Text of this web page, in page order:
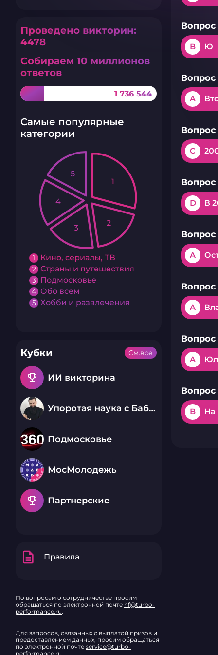
Проведено викторин:
4478
Собираем 10 миллионов
ответов
1 736 544
Самые популярные
категории
1 Кино, сериалы, ТВ
2 Страны и путешествия
3 Подмосковье
4 Обо всем
5 Хобби и развлечения
1
2
3
4
5
Кубки
emoji_events ИИ викторина
Упоротая наука с Бабаем Лютым
Подмосковье
МосМолодежь
emoji_events Партнерские
См.все
description Правила
По вопросам о сотрудничестве просим
обращаться по электронной почте hf@turbo-
performance.ru.
Для запросов, связанных с выплатой призов и
предоставлением данных, просим обращаться
по электронной почте service@turbo-
performance.ru.
Вопрос
B Ю
Вопрос
A
Вопрос
C
Вопрос
D В
Вопрос
A
Вопрос
A
Вопрос
A
Вопрос
B На